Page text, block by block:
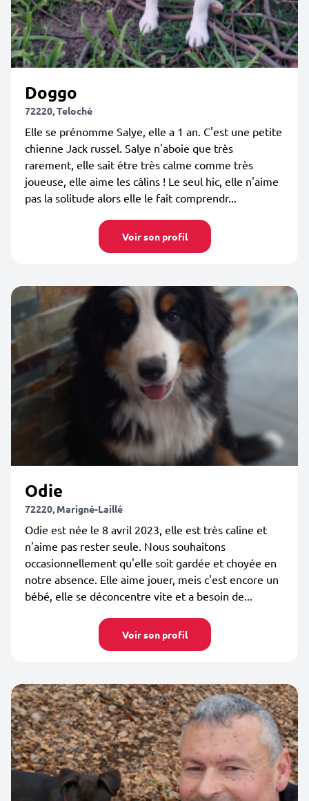
Doggo
72220, Teloché
Elle se prénomme Salye, elle a 1 an. C'est une petite
chienne Jack russel. Salye n'aboie que très
rarement, elle sait être très calme comme très
joueuse, elle aime les câlins ! Le seul hic, elle n'aime
pas la solitude alors elle le fait comprendr...
Voir son profil
Odie
72220, Marigné-Laillé
Odie est née le 8 avril 2023, elle est très caline et
n'aime pas rester seule. Nous souhaitons
occasionnellement qu'elle soit gardée et choyée en
notre absence. Elle aime jouer, meis c'est encore un
bébé, elle se déconcentre vite et a besoin de...
Voir son profil